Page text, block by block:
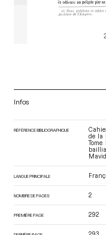
Infos
RÉFÉRENCE BIBLIOGRAPHIQUE
de la
LANGUE PRINCIPALE
NOMBRE DE PAGES 2
PREMIÈRE PAGE 292